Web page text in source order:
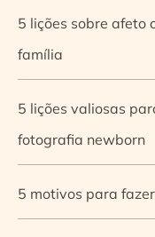
5 lições sobre afeto
família
5 lições valiosas
fotografia newborn
5 motivos para